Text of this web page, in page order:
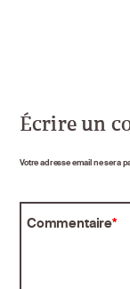
Écrire un
Votre adresse email ne sera
Commentaire*